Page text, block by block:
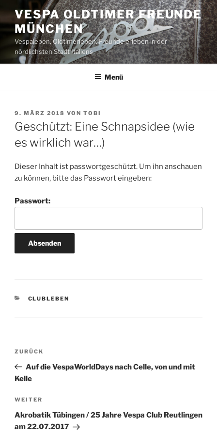
Inhalt
springen
VESPA OLDTIMER FREUNDE
MÜNCHEN
Vespaleben, Oldtimerleben, Freunde erleben in der
nördlichsten Stadt Italiens
Menü
VERÖFFENTLICHT
AM
9. MÄRZ 2018 VON TOBI
Geschützt: Eine Schnapsidee (wie
es wirklich war…)
Dieser Inhalt ist passwortgeschützt. Um ihn anschauen
zu können, bitte das Passwort eingeben:
Passwort:
KATEGORIEN
CLUBLEBEN
Beitragsnavigation
Vorheriger
Beitrag
ZURÜCK
Auf die VespaWorldDays nach Celle, von und mit
Kelle
Nächster
Beitrag
WEITER
Akrobatik Tübingen / 25 Jahre Vespa Club Reutlingen
am 22.07.2017